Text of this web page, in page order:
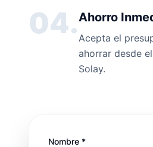
04.Ahorro
Acepta el
ahorrar desde
Solay.
Nombre *